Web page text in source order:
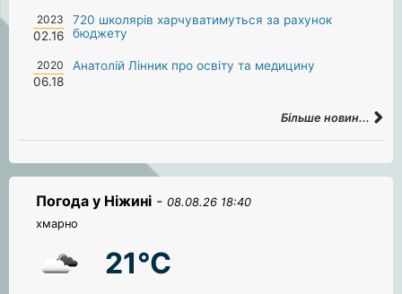
2023
02.16
720 школярів харчуватимуться за рахунок
бюджету
2020
06.18
Анатолій Лінник про освіту та медицину
Більше новин...
Погода у Ніжині - 08.08.26 18:40
хмарно
21°C